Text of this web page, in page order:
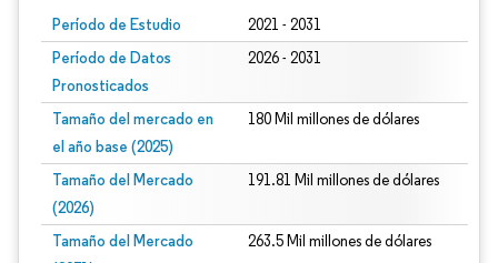
Período de Estudio 2021 - 2031
Período de Datos
Pronosticados
2026 - 2031
Tamaño del mercado en
el año base (2025)
180 Mil millones de dólares
Tamaño del Mercado
(2026)
191.81 Mil millones de dólares
Tamaño del Mercado
263.5 Mil millones de dólares